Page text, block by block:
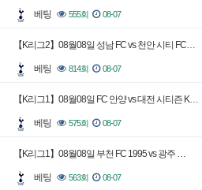
베팅 555회 08-07
【K리그2】08월08일 성남 FC vs 천안 시티 FC…
베팅 814회 08-07
【K리그1】08월08일 FC 안양 vs 대전 시티즌 K…
베팅 575회 08-07
【K리그1】08월08일 부천 FC 1995 vs 광주 …
베팅 563회 08-07